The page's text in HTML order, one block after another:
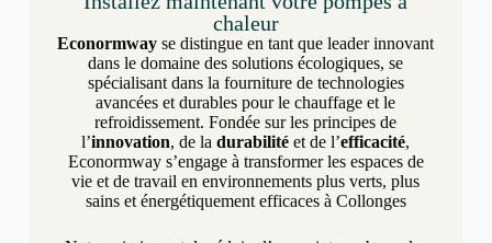
chaleur
Econormway se distingue en tant que leader innovant
dans le domaine des solutions écologiques, se
spécialisant dans la fourniture de technologies
avancées et durables pour le chauffage et le
refroidissement. Fondée sur les principes de
l’innovation, de ladurabilité et de l’efficacité,
Econormway s’engage à transformer les espaces de
vie et de travail en environnements plus verts, plus
sains et énergétiquement efficaces à Collonges